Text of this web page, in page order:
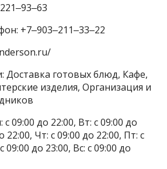
+7‒903‒211‒33‒22
Доставка готовых блюд, Кафе,
изделия, Организация и
09:00 до 22:00, Вт: с 09:00 до
22:00, Чт: с 09:00 до 22:00, Пт: с
09:00 до 23:00, Вс: с 09:00 до